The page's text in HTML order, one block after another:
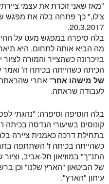
"מאז שאני זוכרת את עצמי
צ'לו," כך פתחה בלה את מפגש
20.3.2017.
בלה סיפרה במפגש מעט על
מה הביא אותה לתחום. היא
בזיכרונה כשהצייר והמורה
הכיתה כשהייתה בכיתה ה' ואמר
שלמישהו אחר" אחרי שהראתה
לעבודה שראתה.
בלה הוסיפה וסיפרה: "נהגתי
קונוסים בשיעורי הנדסה בכיתה
בתחילת דרכה כאמנית ציירה בלה
כשהייתה בכיתה ז' השתתפה
התנ"ך" במוזיאון תל-אביב,
של הביטאון "הארץ שלנו" וכן
עיתון "הארץ".